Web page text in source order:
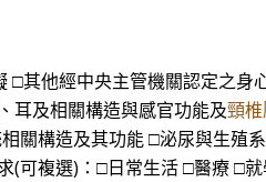
□其他經中央主管機關認定之身
耳及相關構造與感官功能及頸
關構造及其功能 □泌尿與生殖
(可複選)：□日常生活 □醫療 □